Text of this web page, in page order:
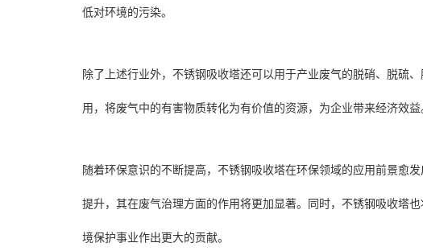
低对环境的污染。
除了上述行业外，不锈钢吸收塔还可以用于产业废气的脱硝、脱硫
用，将废气中的有害物质转化为有价值的资源，为企业带来经济效益
随着环保意识的不断提高，不锈钢吸收塔在环保领域的应用前景愈
提升，其在废气治理方面的作用将更加显著。同时，不锈钢吸收塔
境保护事业作出更大的贡献。